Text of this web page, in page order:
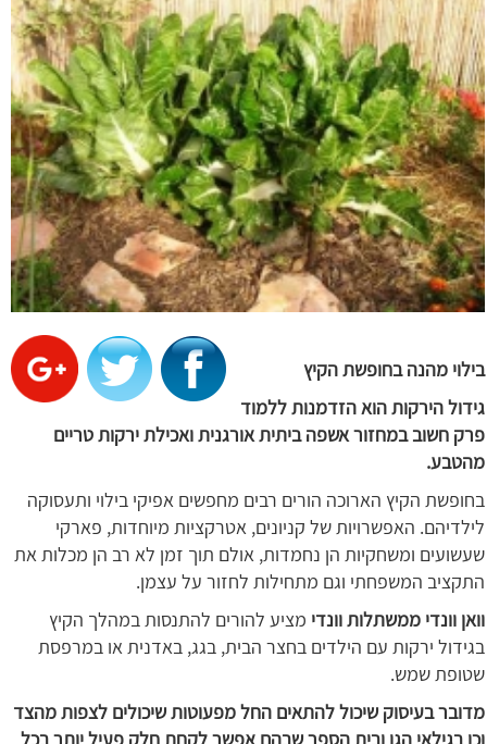
בילוי מהנה בחופשת הקיץ
גידול הירקות הוא הזדמנות ללמוד
פרק חשוב במחזור אשפה ביתית אורגנית ואכילת ירקות טריים
מהטבע.
בחופשת הקיץ הארוכה הורים רבים מחפשים אפיקי בילוי ותעסוקה
לילדיהם. האפשרויות של קניונים, אטרקציות מיוחדות, פארקי
שעשועים ומשחקיות הן נחמדות, אולם תוך זמן לא רב הן מכלות את
התקציב המשפחתי וגם מתחילות לחזור על עצמן.
וואן וונדי ממשתלות וונדי מציע להורים להתנסות במהלך הקיץ
בגידול ירקות עם הילדים בחצר הבית, בגג, באדנית או במרפסת
שטופת שמש.
מדובר בעיסוק שיכול להתאים החל מפעוטות שיכולים לצפות מהצד